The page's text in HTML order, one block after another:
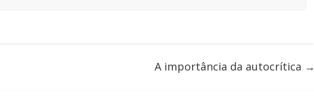
A importância da autocrítica →